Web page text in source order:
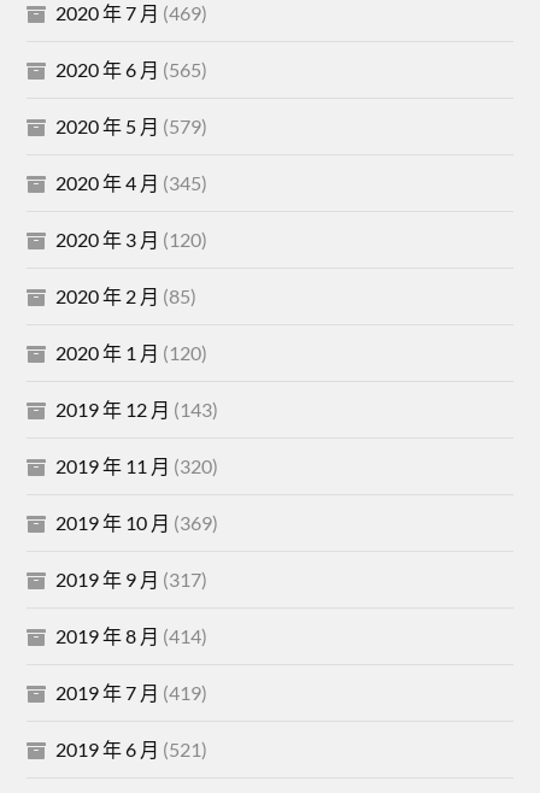
2020 年 7 月 (469)
2020 年 6 月 (565)
2020 年 5 月 (579)
2020 年 4 月 (345)
2020 年 3 月 (120)
2020 年 2 月 (85)
2020 年 1 月 (120)
2019 年 12 月 (143)
2019 年 11 月 (320)
2019 年 10 月 (369)
2019 年 9 月 (317)
2019 年 8 月 (414)
2019 年 7 月 (419)
2019 年 6 月 (521)